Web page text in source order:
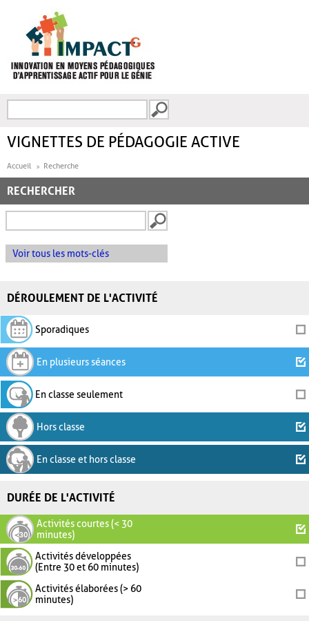
FORMULAIRE DE
VIGNETTES DE PÉDAGOGIE ACTIVE
Accueil Recherche
RECHERCHER
Voir tous les mots-clés
DÉROULEMENT DE L'ACTIVITÉ
Sporadiques
En plusieurs séances
En classe seulement
Hors classe
En classe et hors classe
DURÉE DE L'ACTIVITÉ
Activités courtes (< 30
minutes)
Activités développées
(Entre 30 et 60 minutes)
Activités élaborées (> 60
minutes)